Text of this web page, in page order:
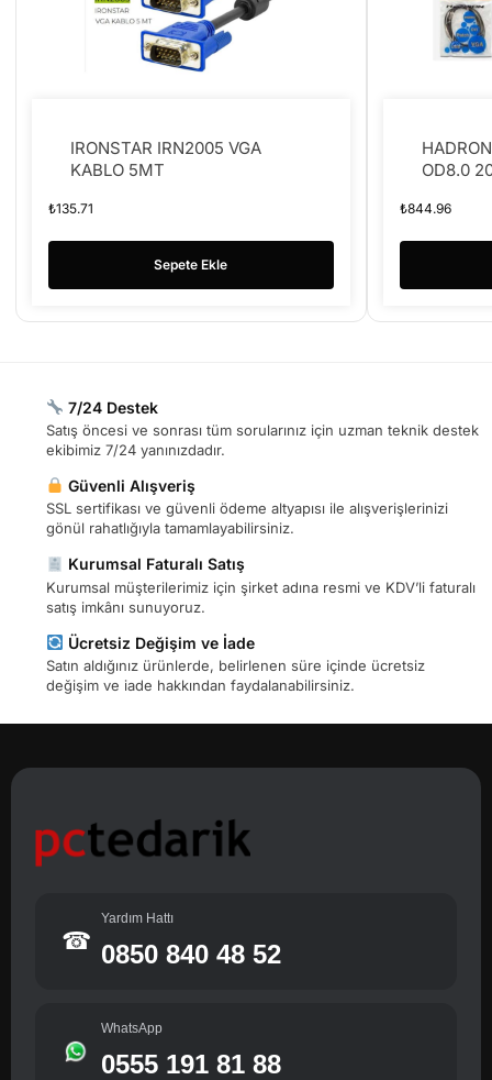
IRONSTAR IRN2005 VGA
KABLO 5MT
₺135.71
Sepete Ekle
OD8.0
₺844.96
7/24 Destek
Satış öncesi ve sonrası tüm sorularınız için uzman teknik destek
ekibimiz 7/24 yanınızdadır.
Güvenli Alışveriş
SSL sertifikası ve güvenli ödeme altyapısı ile alışverişlerinizi
gönül rahatlığıyla tamamlayabilirsiniz.
Kurumsal Faturalı Satış
Kurumsal müşterilerimiz için şirket adına resmi ve KDV’li faturalı
satış imkânı sunuyoruz.
Ücretsiz Değişim ve İade
Satın aldığınız ürünlerde, belirlenen süre içinde ücretsiz
değişim ve iade hakkından faydalanabilirsiniz.
☎
Yardım Hattı
0850 840 48 52
WhatsApp
0555 191 81 88